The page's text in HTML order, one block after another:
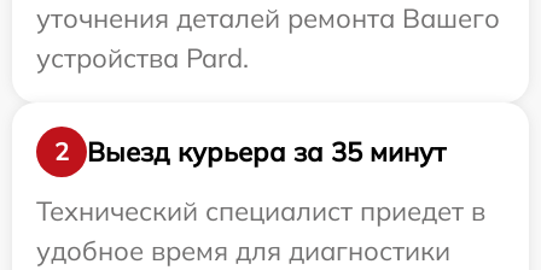
уточнения деталей ремонта Вашего
устройства Pard.
2
Выезд курьера за 35 минут
Технический специалист приедет в
удобное время для диагностики